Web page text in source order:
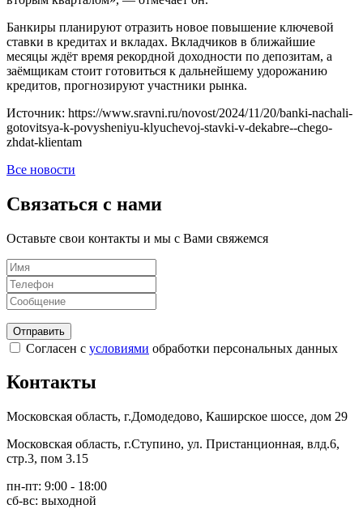
Банкиры планируют отразить новое повышение ключевой
ставки в кредитах и вкладах. Вкладчиков в ближайшие
месяцы ждёт время рекордной доходности по депозитам, а
заёмщикам стоит готовиться к дальнейшему удорожанию
кредитов, прогнозируют участники рынка.
Источник: https://www.sravni.ru/novost/2024/11/20/banki-nachali-
gotovitsya-k-povysheniyu-klyuchevoj-stavki-v-dekabre--chego-
zhdat-klientam
Все новости
Связаться с нами
Оставьте свои контакты и мы с Вами свяжемся
Согласен с условиями обработки персональных данных
Контакты
Московская область, г.Домодедово, Каширское шоссе, дом 29
Московская область, г.Ступино, ул. Пристанционная, влд.6,
стр.3, пом 3.15
пн-пт: 9:00 - 18:00
сб-вс: выходной